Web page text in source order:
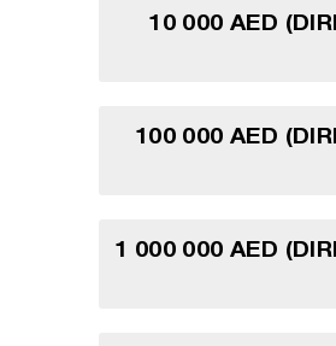
10 000 AED
100 000 AED
1 000 000 AED